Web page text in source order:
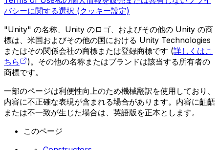
バシーに関する選択 (クッキー設定)
"Unity" の名称、Unity のロゴ、およびその他の Unity の商
標は、米国およびその他の国における Unity Technologies
またはその関係会社の商標または登録商標です (詳しくはこ
ちら
)。その他の名称またはブランドは該当する所有者の
商標です。
一部のページは利便性向上のため機械翻訳を使用しており、
内容に不正確な表現が含まれる場合があります。内容に齟齬
または不一致が生じた場合は、英語版を正本とします。
このページ